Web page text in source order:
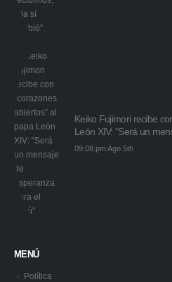
Keiko Fujimori recibe
León XIV: “Será un
09:08 pm Ago 5th
MENÚ
Política